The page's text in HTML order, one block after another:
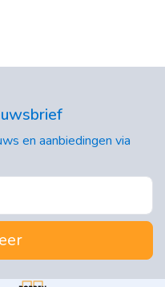
en aanbiedingen via